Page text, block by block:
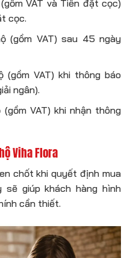
VAT và Tiền đặt cọc)
cọc.
VAT) sau 45 ngày
VAT) khi thông báo
ngân).
VAT) khi nhận thông
Viha Flora
chốt khi quyết định mua
sẽ giúp khách hàng hình
cần thiết.